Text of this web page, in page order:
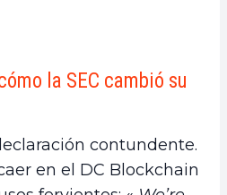
la SEC cambió su
contundente.
en el DC Blockchain